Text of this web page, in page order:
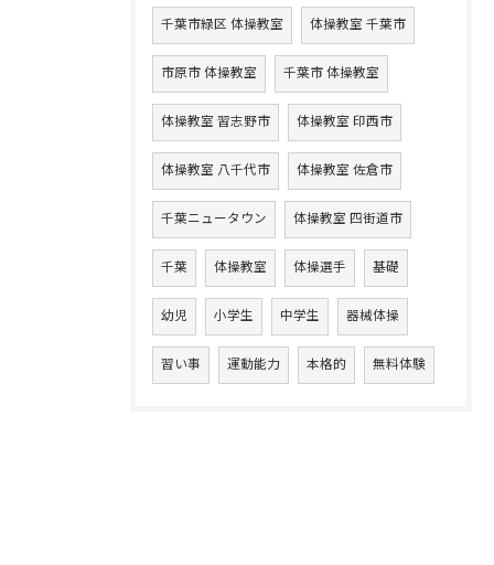
千葉市緑区 体操教室 体操教室 千葉市
市原市 体操教室 千葉市 体操教室
体操教室 習志野市 体操教室 印西市
体操教室 八千代市 体操教室 佐倉市
千葉ニュータウン 体操教室 四街道市
千葉 体操教室 体操選手 基礎
幼児 小学生 中学生 器械体操
習い事 運動能力 本格的 無料体験